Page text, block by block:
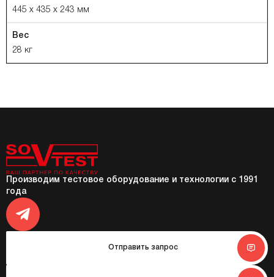
445 х 435 х 243 мм
Вес
28 кг
Производим тестовое оборудование и технологии с 1991
года
Отправить запрос